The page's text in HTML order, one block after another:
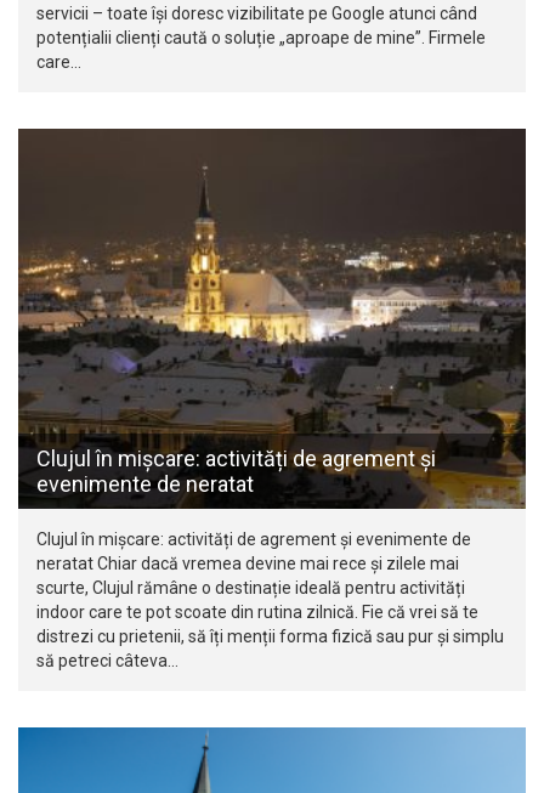
servicii – toate își doresc vizibilitate pe Google atunci când
potențialii clienți caută o soluție „aproape de mine”. Firmele
care…
Clujul în mișcare: activități de agrement și
evenimente de neratat
Clujul în mișcare: activități de agrement și evenimente de
neratat Chiar dacă vremea devine mai rece și zilele mai
scurte, Clujul rămâne o destinație ideală pentru activități
indoor care te pot scoate din rutina zilnică. Fie că vrei să te
distrezi cu prietenii, să îți menții forma fizică sau pur și simplu
să petreci câteva…